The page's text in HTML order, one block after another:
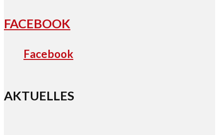
FACEBOOK
Facebook
AKTUELLES